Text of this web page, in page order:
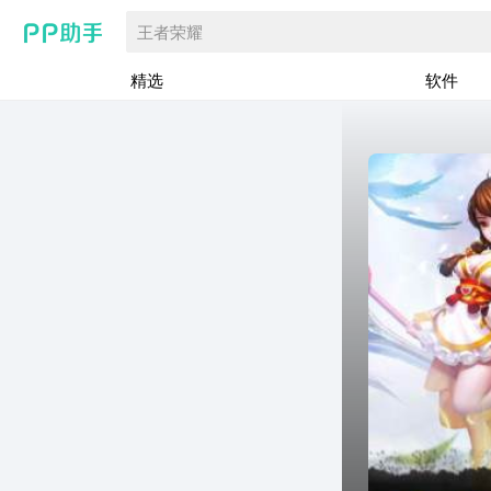
王者荣耀
精选 软件